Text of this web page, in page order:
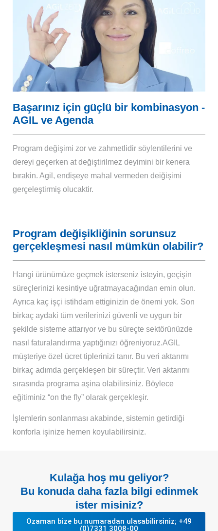
Başarınız için güçlü bir kombinasyon -
AGIL ve Agenda
Program değişimi zor ve zahmetlidir söylentilerini ve
dereyi geçerken at değiştirilmez deyimini bir kenera
bırakin. Agil, endişeye mahal vermeden deiğişimi
gerçeleştirmiş olucaktir.
Program değişikliğinin sorunsuz
gerçekleşmesi nasıl mümkün olabilir?
Hangi ürünümüze geçmek isterseniz isteyin, geçişin
süreçlerinizi kesintiye uğratmayacağından emin olun.
Ayrıca kaç işçi istihdam ettiginizin de önemi yok. Son
birkaç aydaki tüm verilerinizi güvenli ve uygun bir
şekilde sisteme attarıyor ve bu süreçte sektörünüzde
nasıl faturalandırma yaptığınızı öğreniyoruz.AGIL
müşteriye özel ücret tiplerinizi tanır. Bu veri aktarımı
birkaç adımda gerçekleşen bir süreçtir. Veri aktarımı
sırasında programa aşina olabilirsiniz. Böylece
eğitiminiz “on the fly” olarak gerçekleşir.
İşlemlerin sonlanması akabinde, sistemin getirdiği
konforla işinize hemen koyulabilirsiniz.
Kulağa hoş mu geliyor?
Bu konuda daha fazla bilgi edinmek
ister misiniz?
Ozaman bize bu numaradan ulasabilirsiniz; +49
(0)7331 3008-00